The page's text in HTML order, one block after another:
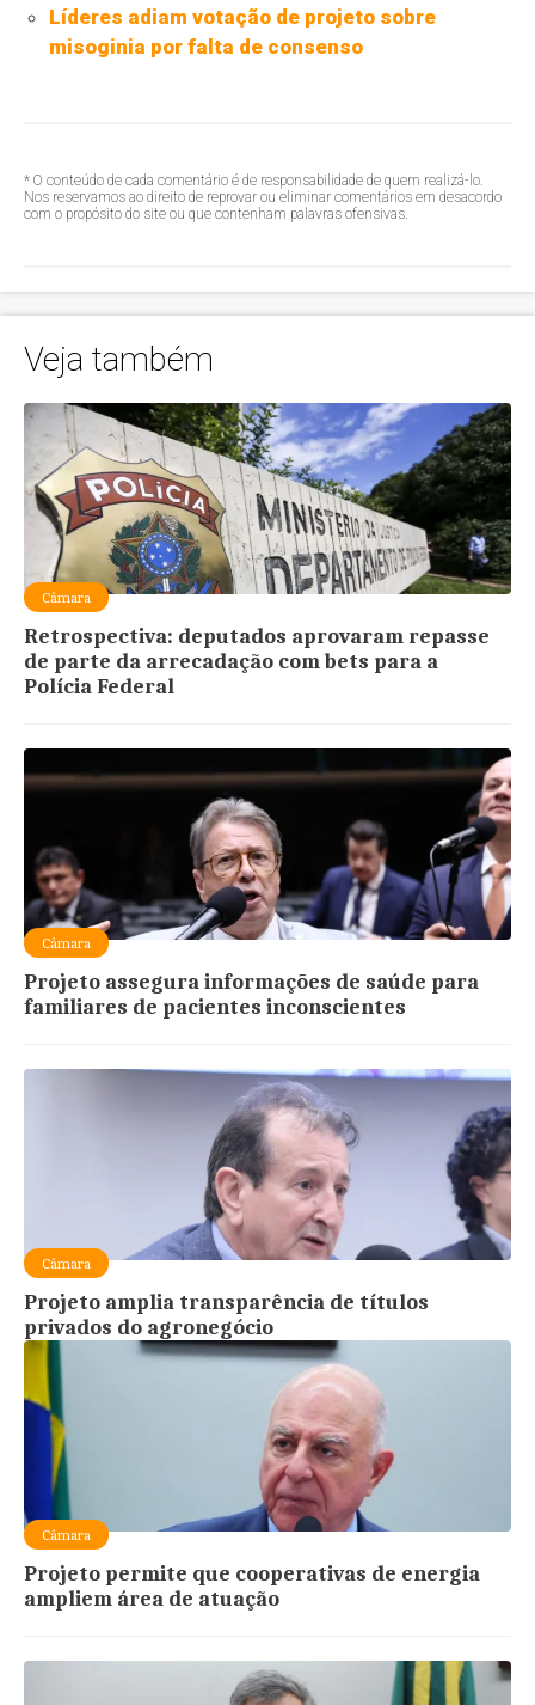
Líderes adiam votação de projeto sobre
misoginia por falta de consenso
* O conteúdo de cada comentário é de responsabilidade de quem realizá-lo.
Nos reservamos ao direito de reprovar ou eliminar comentários em desacordo
com o propósito do site ou que contenham palavras ofensivas.
Veja também
Câmara
Retrospectiva: deputados aprovaram repasse
de parte da arrecadação com bets para a
Polícia Federal
Câmara
Projeto assegura informações de saúde para
familiares de pacientes inconscientes
Câmara
Projeto amplia transparência de títulos
privados do agronegócio
Câmara
Projeto permite que cooperativas de energia
ampliem área de atuação